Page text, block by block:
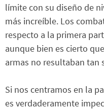
límite con su diseño de
más increíble. Los
respecto a la primera
aunque bien es cierto
armas no resultaban tan
Si nos centramos en la
es verdaderamente